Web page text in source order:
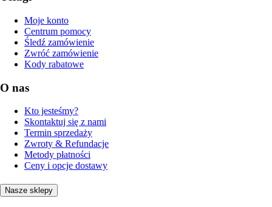
Moje konto
Centrum pomocy
Śledź zamówienie
Zwróć zamówienie
Kody rabatowe
O nas
Kto jesteśmy?
Skontaktuj się z nami
Termin sprzedaży
Zwroty & Refundacje
Metody płatności
Ceny i opcje dostawy
Nasze sklepy